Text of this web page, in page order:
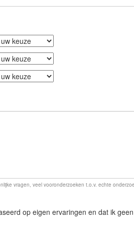
vragen, veel vooronderzoeken t.o.v. echte
op eigen ervaringen en dat ik